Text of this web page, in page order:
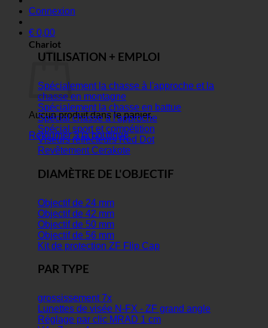
Connexion
€ 0,00
Chariot
Aucun produit dans le panier.
Retourner à la boutique
UTILISATION + EMPLOI
Spécialement la chasse à l'approche et la
chasse en montagne
Spécialement la chasse en battue
Spécial chasse à l'approche
Spécial sport et compétition
Viseurs réflecteurs Red Dot
Revêtement Cerakote
DIAMÈTRE DE L'OBJECTIF
Objectif de 24 mm
Objectif de 42 mm
Objectif de 50 mm
Objectif de 56 mm
Kit de protection ZF Flip Cap
PAR TYPE
grossissement 7x
Lunettes de visée N-FX - ZF grand angle
Réglage par clic MRAD 1 cm